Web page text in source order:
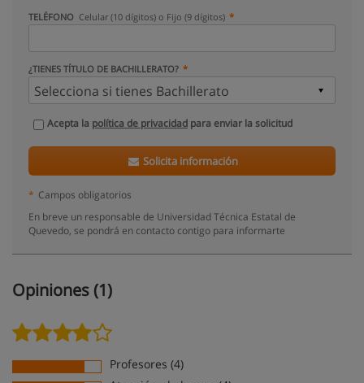
TELÉFONO Celular (10 dígitos) o Fijo (9 dígitos)
¿TIENES TÍTULO DE BACHILLERATO?
Acepta la política de privacidad para enviar la solicitud
Solicita información
* Campos obligatorios
En breve un responsable de Universidad Técnica Estatal de
Quevedo, se pondrá en contacto contigo para informarte
Opiniones (1)
Profesores (4)